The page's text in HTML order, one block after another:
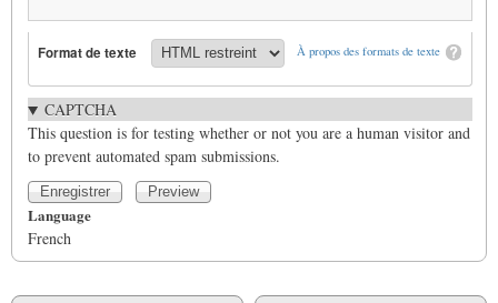
À propos des formats de texte
Format de texte
CAPTCHA
This question is for testing whether or not you are a human visitor and
to prevent automated spam submissions.
Language
French